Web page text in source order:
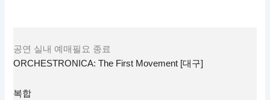
공연 실내 예매필요 종료
ORCHESTRONICA: The First Movement [대구]
복합